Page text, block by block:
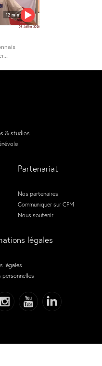
12 min
09 Juillet 2026
& studios
Partenariat
Nos partenaires
Communiquer sur CFM
Nous soutenir
légales
légales
personnelles